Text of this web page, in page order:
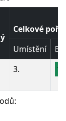
Celkové
Umístění
3.